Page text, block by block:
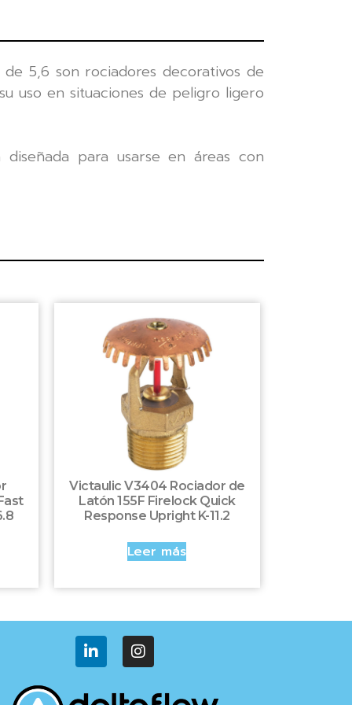
5,6 son rociadores decorativos de
uso en situaciones de peligro ligero
para usarse en áreas con
Victaulic V3404 Rociador de
Latón 155F Firelock Quick
Response Upright K-11.2
Leer más